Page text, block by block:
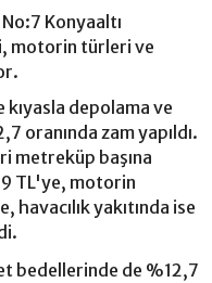
Konyaaltı
motorin türleri ve
depolama ve
oranında zam yapıldı.
metreküp başına
TL'ye, motorin
yakıtında ise
bedellerinde de %12,7